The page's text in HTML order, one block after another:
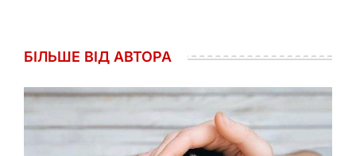
БІЛЬШЕ ВІД АВТОРА